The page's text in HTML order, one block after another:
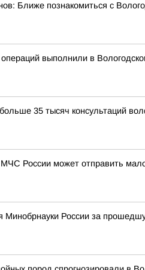
Ближе познакомиться с
выполнили в
35 тысяч консультаций
МЧС России может отправить
Минобрнауки России за